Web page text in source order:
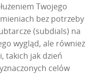
Twojego
bez potrzeby
(subdials) na
wygląd, ale również
takich jak dzień
celów